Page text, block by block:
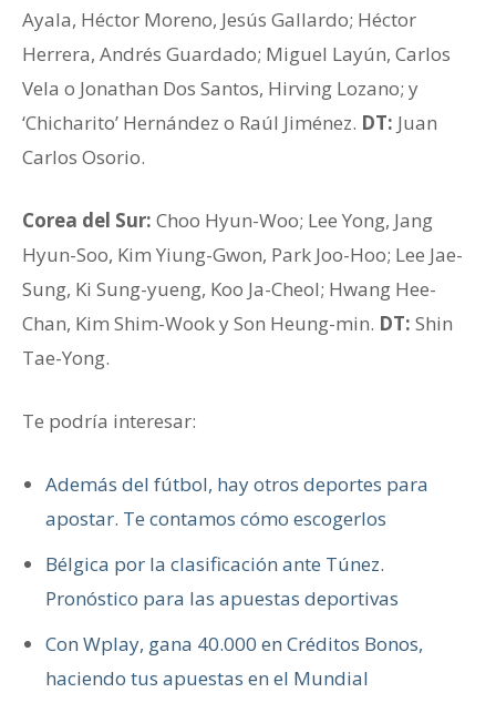
Ayala, Héctor Moreno, Jesús Gallardo; Héctor
Herrera, Andrés Guardado; Miguel Layún, Carlos
Vela o Jonathan Dos Santos, Hirving Lozano; y
‘Chicharito’ Hernández o Raúl Jiménez. DT: Juan
Carlos Osorio.
Corea del Sur: Choo Hyun-Woo; Lee Yong, Jang
Hyun-Soo, Kim Yiung-Gwon, Park Joo-Hoo; Lee Jae-
Sung, Ki Sung-yueng, Koo Ja-Cheol; Hwang Hee-
Chan, Kim Shim-Wook y Son Heung-min. DT: Shin
Tae-Yong.
Te podría interesar:
Además del fútbol, hay otros deportes para
apostar. Te contamos cómo escogerlos
Bélgica por la clasificación ante Túnez.
Pronóstico para las apuestas deportivas
Con Wplay, gana 40.000 en Créditos Bonos,
haciendo tus apuestas en el Mundial